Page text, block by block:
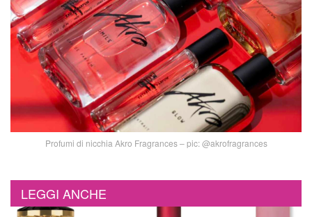
Profumi di nicchia Akro Fragrances – pic: @akrofragrances
LEGGI ANCHE